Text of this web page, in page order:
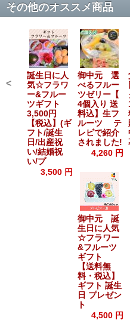
その他のオススメ商品
誕生日に人
気☆フラワ
ー&フルー
ツギフト
3,500円
【税込】(ギ
フト/誕生
日/出産祝
い/結婚祝
い/プ
3,500 円
御中元 選
べるフルー
ツゼリー【
4個入り 送
料込】生フ
ルーツ テ
レビで紹介
されました!
4,260 円
御中元 誕
生日に人気
☆フラワー
&フルーツ
ギフト
【送料無
料・税込】
ギフト 誕生
日 プレゼン
ト
4,500 円
<